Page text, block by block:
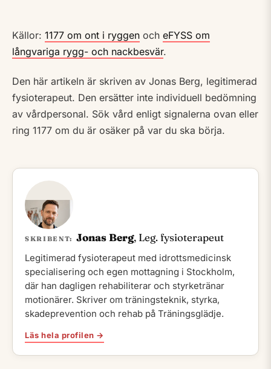
Källor: 1177 om ont i ryggen och eFYSS om
långvariga rygg- och nackbesvär.
Den här artikeln är skriven av Jonas Berg, legitimerad
fysioterapeut. Den ersätter inte individuell bedömning
av vårdpersonal. Sök vård enligt signalerna ovan eller
ring 1177 om du är osäker på var du ska börja.
SKRIBENT: Jonas Berg, Leg. fysioterapeut
Legitimerad fysioterapeut med idrottsmedicinsk
specialisering och egen mottagning i Stockholm,
där han dagligen rehabiliterar och styrketränar
motionärer. Skriver om träningsteknik, styrka,
skadeprevention och rehab på Träningsglädje.
Läs hela profilen →